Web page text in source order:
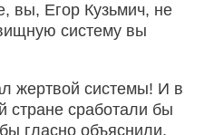
вы, Егор Кузьмич, не
систему вы
жертвой системы! И в
стране сработали бы
гласно объяснили,